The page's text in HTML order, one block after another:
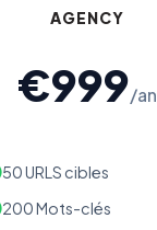
AGENCY
€999/an
50 URLS cibles
200 Mots-clés